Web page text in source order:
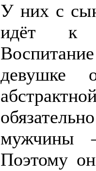
У них с
идёт к
девушке
мужчины
Поэтому